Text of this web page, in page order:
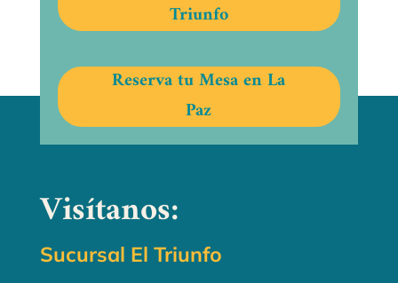
Triunfo
Reserva tu Mesa en La
Paz
Visítanos:
Sucursal El Triunfo